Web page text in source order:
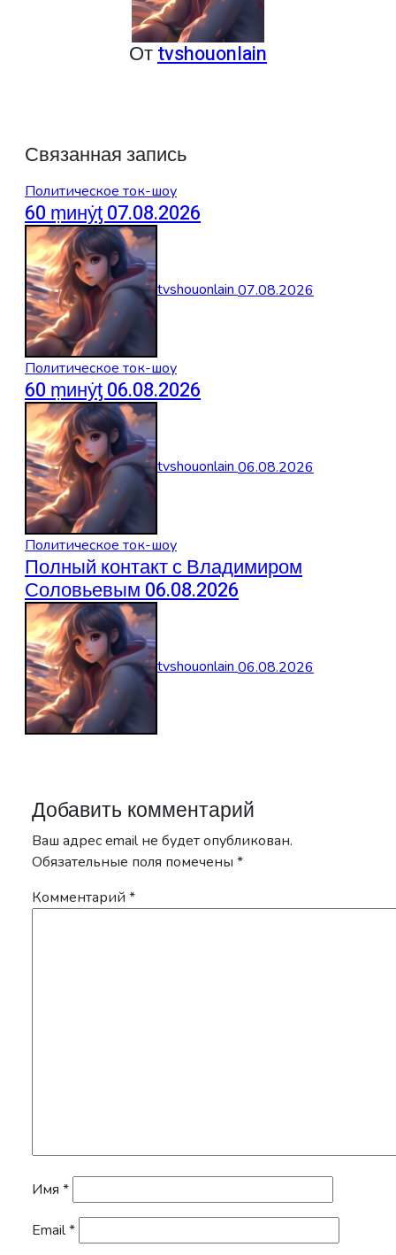
Отtvshouonlain
Связанная запись
Политическое ток-шоу
60 ṃинẏƫ 07.08.2026
tvshouonlain07.08.2026
Политическое ток-шоу
60 ṃинẏƫ 06.08.2026
tvshouonlain06.08.2026
Политическое ток-шоу
Полный контакт с Владимиром
Соловьевым 06.08.2026
tvshouonlain06.08.2026
Добавить комментарий
Ваш адрес email не будет опубликован.
Обязательные поля помечены *
Комментарий *
Имя *
Email*